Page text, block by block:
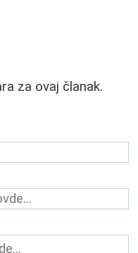
za ovaj članak.